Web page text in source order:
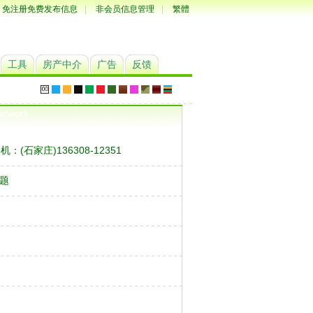
免注册免费发布信息 | 非会员信息管理 | 繁體
工具 房产中介 广告 反馈
(石家庄)136308-12351